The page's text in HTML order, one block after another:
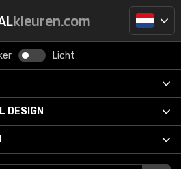
kleuren.com
Licht
DESIGN